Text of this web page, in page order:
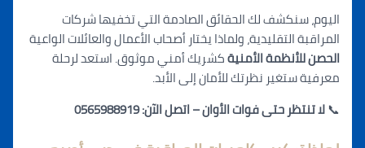
اليوم، سنكشف لك الحقائق الصادمة التي تخفيها شركات
المراقبة التقليدية، ولماذا يختار أصحاب الأعمال والعائلات الواعية
الحصن للأنظمة الأمنيةكشريك أمني موثوق. استعد لرحلة
معرفية ستغير نظرتك للأمان إلى الأبد.
لا تنتظر حتى فوات الأوان – اتصل الآن: 0565988919